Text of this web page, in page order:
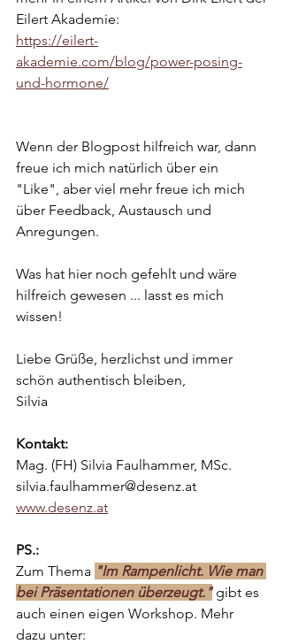
Eilert Akademie:
https://eilert-
akademie.com/blog/power-posing-
und-hormone/
Wenn der Blogpost hilfreich war, dann
freue ich mich natürlich über ein
"Like", aber viel mehr freue ich mich
über Feedback, Austausch und
Anregungen.
Was hat hier noch gefehlt und wäre
hilfreich gewesen ... lasst es mich
wissen!
Liebe Grüße, herzlichst und immer
schön authentisch bleiben,
Silvia
Kontakt:
Mag. (FH) Silvia Faulhammer, MSc.
silvia.faulhammer@desenz.at
www.desenz.at
PS.:
Zum Thema "Im Rampenlicht. Wie man
bei Präsentationen überzeugt." gibt es
auch einen eigen Workshop. Mehr
dazu unter: